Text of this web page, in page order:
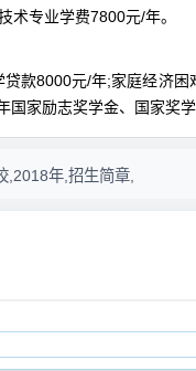
术专业学费7800元/年。
款8000元/年;家庭经济
家励志奖学金、国家奖学
,2018年,招生简章,